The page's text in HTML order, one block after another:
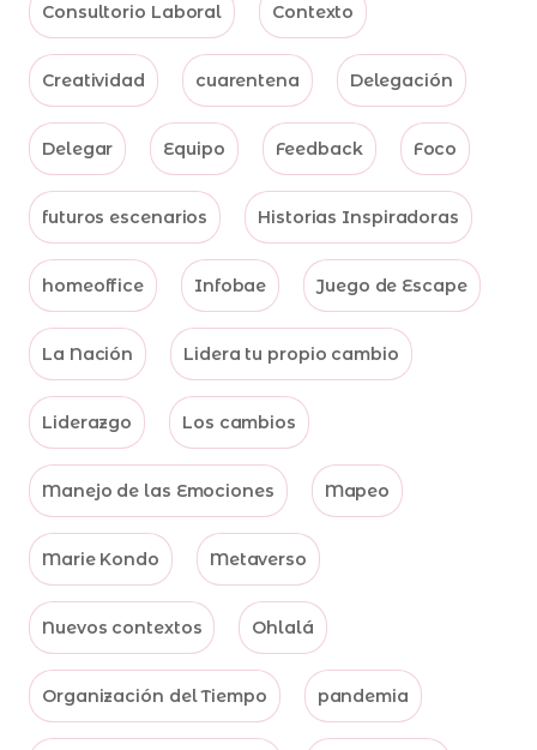
Consultorio Laboral Contexto
Creatividad cuarentena Delegación
Delegar Equipo Feedback Foco
futuros escenarios Historias Inspiradoras
homeoffice Infobae Juego de Escape
La Nación Lidera tu propio cambio
Liderazgo Los cambios
Manejo de las Emociones Mapeo
Marie Kondo Metaverso
Nuevos contextos Ohlalá
Organización del Tiempo pandemia